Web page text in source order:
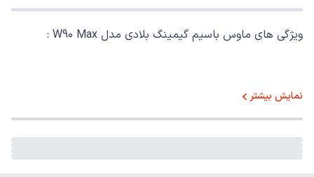
ویژگی های ماوس باسیم گیمینگ بلادی مدل W90 Max :
نمایش بیشتر